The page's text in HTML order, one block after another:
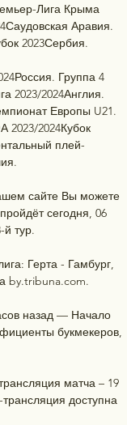
Лига Крыма
Аравия.
2023Сербия.
Группа 4
2023/2024Англия.
Европы U21.
2023/2024Кубок
плей-
сайте Вы можете
сегодня, 06
тур.
Герта - Гамбург,
by.tribuna.com.
назад — Начало
букмекеров,
матча – 19
доступна